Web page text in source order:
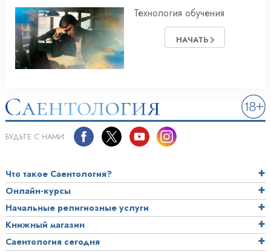
Технология обучения
НАЧАТЬ
БУДЬТЕ С НАМИ
Что такое Саентология?
Онлайн-курсы
Начальные религиозные услуги
Книжный магазин
Саентология сегодня